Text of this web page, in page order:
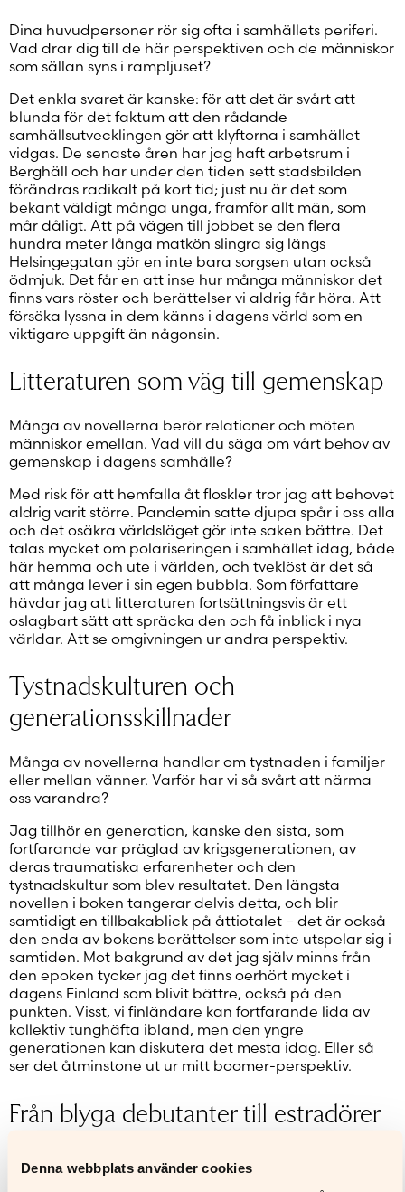
Denna webbplats använder cookies
Dina huvudpersoner rör sig ofta i samhällets periferi.
Vad drar dig till de här perspektiven och de människor
som sällan syns i rampljuset?
Det enkla svaret är kanske: för att det är svårt att
blunda för det faktum att den rådande
samhällsutvecklingen gör att klyftorna i samhället
vidgas. De senaste åren har jag haft arbetsrum i
Berghäll och har under den tiden sett stadsbilden
förändras radikalt på kort tid; just nu är det som
bekant väldigt många unga, framför allt män, som
mår dåligt. Att på vägen till jobbet se den flera
hundra meter långa matkön slingra sig längs
Helsingegatan gör en inte bara sorgsen utan också
ödmjuk. Det får en att inse hur många människor det
finns vars röster och berättelser vi aldrig får höra. Att
försöka lyssna in dem känns i dagens värld som en
viktigare uppgift än någonsin.
Litteraturen som väg till gemenskap
Många av novellerna berör relationer och möten
människor emellan. Vad vill du säga om vårt behov av
gemenskap i dagens samhälle?
Med risk för att hemfalla åt floskler tror jag att behovet
aldrig varit större. Pandemin satte djupa spår i oss alla
och det osäkra världsläget gör inte saken bättre. Det
talas mycket om polariseringen i samhället idag, både
här hemma och ute i världen, och tveklöst är det så
att många lever i sin egen bubbla. Som författare
hävdar jag att litteraturen fortsättningsvis är ett
oslagbart sätt att spräcka den och få inblick i nya
världar. Att se omgivningen ur andra perspektiv.
Tystnadskulturen och
generationsskillnader
Många av novellerna handlar om tystnaden i familjer
eller mellan vänner. Varför har vi så svårt att närma
oss varandra?
Jag tillhör en generation, kanske den sista, som
fortfarande var präglad av krigsgenerationen, av
deras traumatiska erfarenheter och den
tystnadskultur som blev resultatet. Den längsta
novellen i boken tangerar delvis detta, och blir
samtidigt en tillbakablick på åttiotalet – det är också
den enda av bokens berättelser som inte utspelar sig i
samtiden. Mot bakgrund av det jag själv minns från
den epoken tycker jag det finns oerhört mycket i
dagens Finland som blivit bättre, också på den
punkten. Visst, vi finländare kan fortfarande lida av
kollektiv tunghäfta ibland, men den yngre
generationen kan diskutera det mesta idag. Eller så
ser det åtminstone ut ur mitt boomer-perspektiv.
Från blyga debutanter till estradörer
med när du debuterade år 1990.